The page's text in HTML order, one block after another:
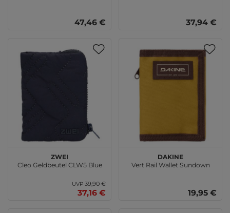
47,46 € 37,94 €
zwei
Cleo Geldbeutel CLW5 Blue
UVP39,90 €
37,16 €
DAKINE
Vert Rail Wallet Sundown
19,95 €